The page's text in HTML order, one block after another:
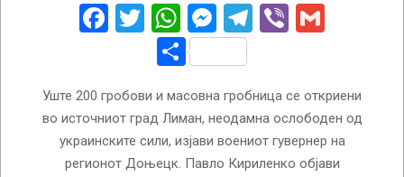
Facebook
Twitter
WhatsApp
Messenger
Telegram
Viber
Share
Уште 200 гробови и масовна гробница се откриени
во источниот град Лиман, неодамна ослободен од
украинските сили, изјави воениот гувернер на
регионот Доњецк. Павло Кириленко објави